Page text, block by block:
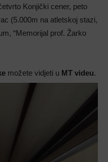
Konjički cener, peto
(5.000m na atletskoj stazi,
“Memorijal prof. Žarko
možete vidjeti u MT videu.